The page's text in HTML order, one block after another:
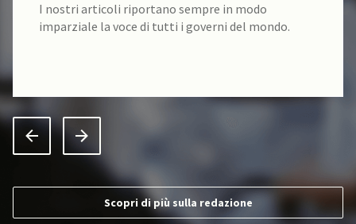
I nostri articoli riportano sempre in modo
imparziale la voce di tutti i governi del mondo.
Scopri di più sulla redazione